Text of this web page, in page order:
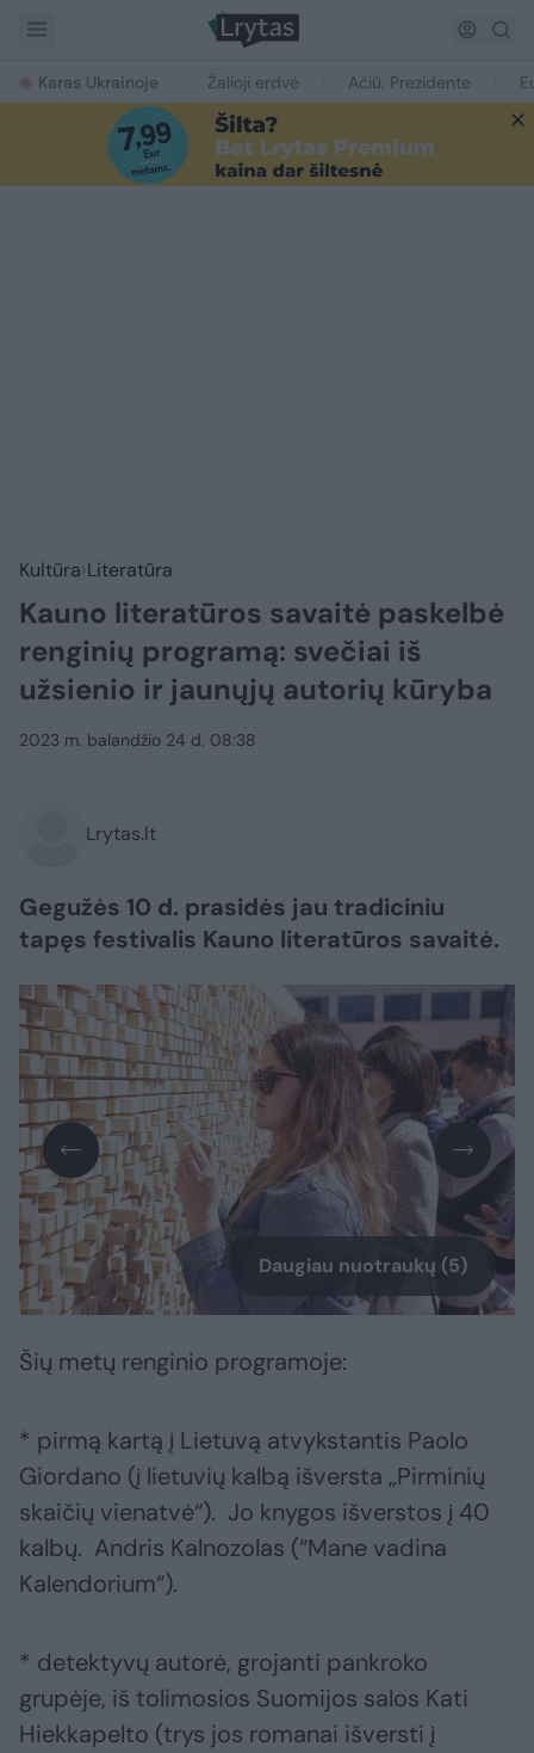
Karas Ukrainoje Žalioji erdvė Ačiū, Prezidente
Kultūra Literatūra
Kauno literatūros savaitė paskelbė
renginių programą: svečiai iš
užsienio ir jaunųjų autorių kūryba
2023 m. balandžio 24 d. 08:38
Lrytas.lt
Gegužės 10 d. prasidės jau tradiciniu
tapęs festivalis Kauno literatūros savaitė.
Daugiau nuotraukų (5)
Šių metų renginio programoje:
* pirmą kartą į Lietuvą atvykstantis Paolo
Giordano (į lietuvių kalbą išversta „Pirminių
skaičių vienatvė“). Jo knygos išverstos į 40
kalbų. Andris Kalnozolas (“Mane vadina
Kalendorium“).
* detektyvų autorė, grojanti pankroko
grupėje, iš tolimosios Suomijos salos Kati
Hiekkapelto (trys jos romanai išversti į